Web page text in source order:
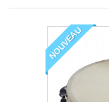
NOUVEAU